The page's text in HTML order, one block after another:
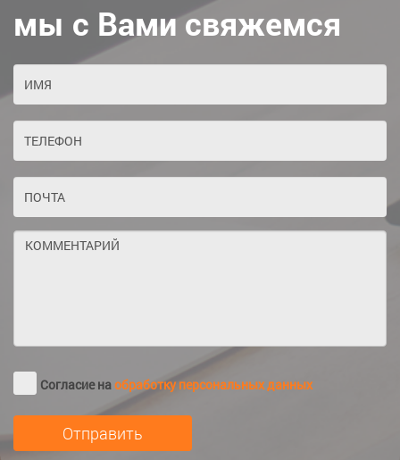
мы с Вами свяжемся
Согласие наобработку персональных данных